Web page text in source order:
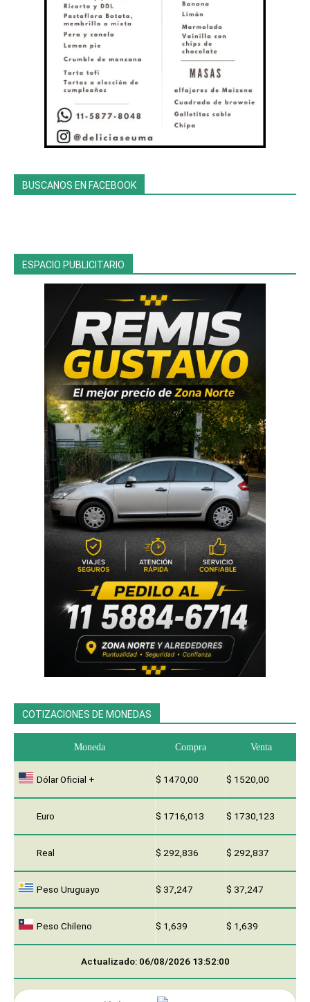
BUSCANOS EN FACEBOOK
ESPACIO PUBLICITARIO
COTIZACIONES DE MONEDAS
Moneda Compra Venta
Dólar Oficial + $ 1470,00 $ 1520,00
Euro $ 1716,013 $ 1730,123
Real $ 292,836 $ 292,837
Peso Uruguayo $ 37,247 $ 37,247
Peso Chileno $ 1,639 $ 1,639
Actualizado: 06/08/2026 13:52:00